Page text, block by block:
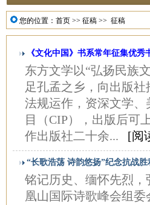
您的位置： 首页 >> 征稿 >> 征稿
《文化中国》书系常年征集优秀
东方文学以“弘扬民族
足孔孟之乡，向出版
法规运作，资深文学
目（CIP），出版后可
作出版社二十余... [阅
“长歌浩荡 诗韵悠扬”纪念抗战
铭记历史、缅怀先烈
凰山国际诗歌峰会组